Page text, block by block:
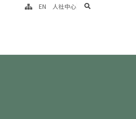
EN 人社中心 search